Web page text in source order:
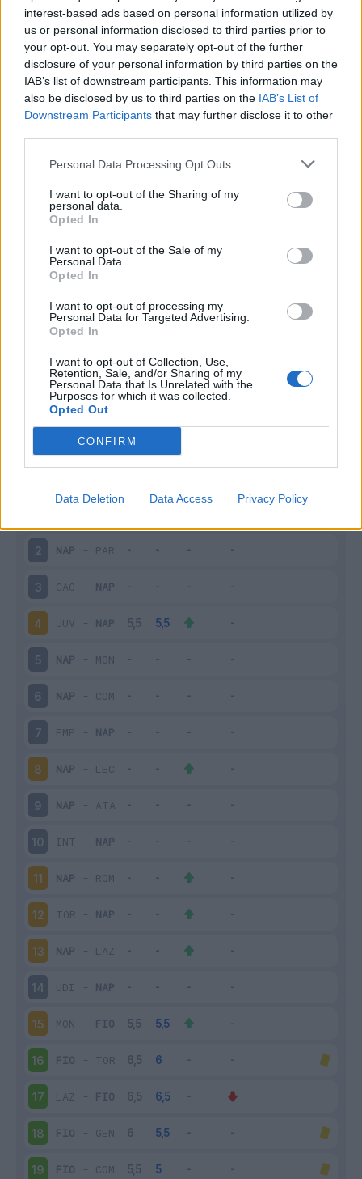
interest-based ads based on personal information utilized by
us or personal information disclosed to third parties prior to
your opt-out. You may separately opt-out of the further
disclosure of your personal information by third parties on the
IAB’s list of downstream participants. This information may
also be disclosed by us to third parties on the IAB’s List of
Downstream Participants that may further disclose it to other
Personal Data Processing Opt Outs
I want to opt-out of the Sharing of my
personal data.
Opted In
I want to opt-out of the Sale of my
Personal Data.
Opted In
I want to opt-out of processing my
Personal Data for Targeted Advertising.
Opted In
I want to opt-out of Collection, Use,
Retention, Sale, and/or Sharing of my
Personal Data that Is Unrelated with the
Purposes for which it was collected.
Opted Out
CONFIRM
Data Deletion Data Access Privacy Policy
Classic Mantra
Titolare
0 - 0
Scarica riepilogo
stagionale
2 NAP - PAR
3 CAG - NAP
4 JUV - NAP
5 NAP - MON
6 NAP - COM
7 EMP - NAP
8 NAP - LEC
9 NAP - ATA
10 INT - NAP
11 NAP - ROM
12 TOR - NAP
13 NAP - LAZ
14 UDI - NAP
15 MON - FIO
16 FIO - TOR
17 LAZ - FIO
18 FIO - GEN
19 FIO - COM